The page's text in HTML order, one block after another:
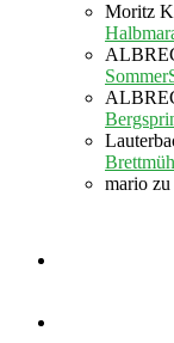
Moritz
mario zu